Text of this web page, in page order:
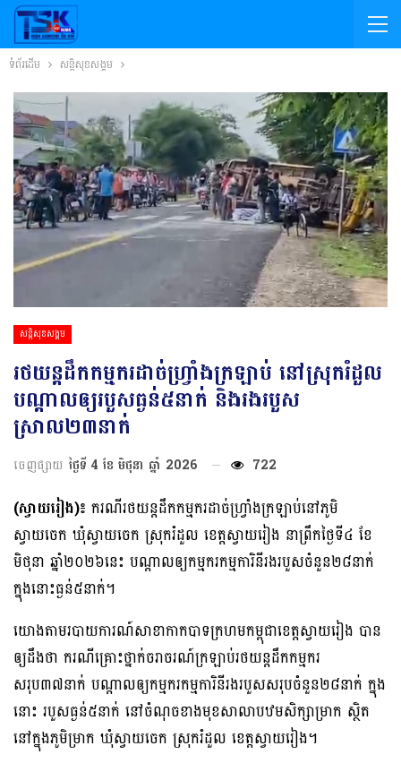
ទំព័រដើម សន្តិសុខសង្គម
សន្តិសុខសង្គម
រថយន្តដឹកកម្មករដាច់ហ្វ្រាំងក្រឡាប់ នៅស្រុករំដួល
បណ្ដាលឲ្យរបួសធ្ងន់៥នាក់ និងរងរបួស
ស្រាល២៣នាក់
ចេញផ្សាយ ថ្ងៃទី 4 ខែ មិថុនា ឆ្នាំ 2026 722
(ស្វាយរៀង)៖ ករណីរថយន្តដឹកកម្មករដាច់ហ្វ្រាំងក្រឡាប់នៅភូមិ
ស្វាយចេក ឃុំស្វាយចេក ស្រុករំដួល ខេត្តស្វាយរៀង នាព្រឹកថ្ងៃទី៤ ខែ
មិថុនា ឆ្នាំ២០២៦នេះ បណ្ដាលឲ្យកម្មករកម្មការិនីរងរបួសចំនួន២៨នាក់
ក្នុងនោះធ្ងន់៥នាក់។
យោងតាមរបាយការណ៍សាខាកាកបាទក្រហមកម្ពុជាខេត្តស្វាយរៀង បាន
ឲ្យដឹងថា ករណីគ្រោះថ្នាក់ចរាចរណ៍ក្រឡាប់រថយន្តដឹកកម្មករ
សរុប៣៧នាក់ បណ្ដាលឲ្យកម្មករកម្មការិនីរងរបួសសរុបចំនួន២៨នាក់ ក្នុង
នោះ របួសធ្ងន់៥នាក់ នៅចំណុចខាងមុខសាលាបឋមសិក្សាម្រាក ស្ថិត
នៅក្នុងភូមិម្រាក ឃុំស្វាយចេក ស្រុករំដួល ខេត្តស្វាយរៀង។